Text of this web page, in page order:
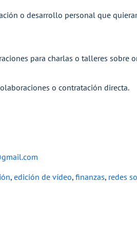
o desarrollo personal que
para charlas o talleres sobre
o contratación directa.
, edición de vídeo, finanzas, redes